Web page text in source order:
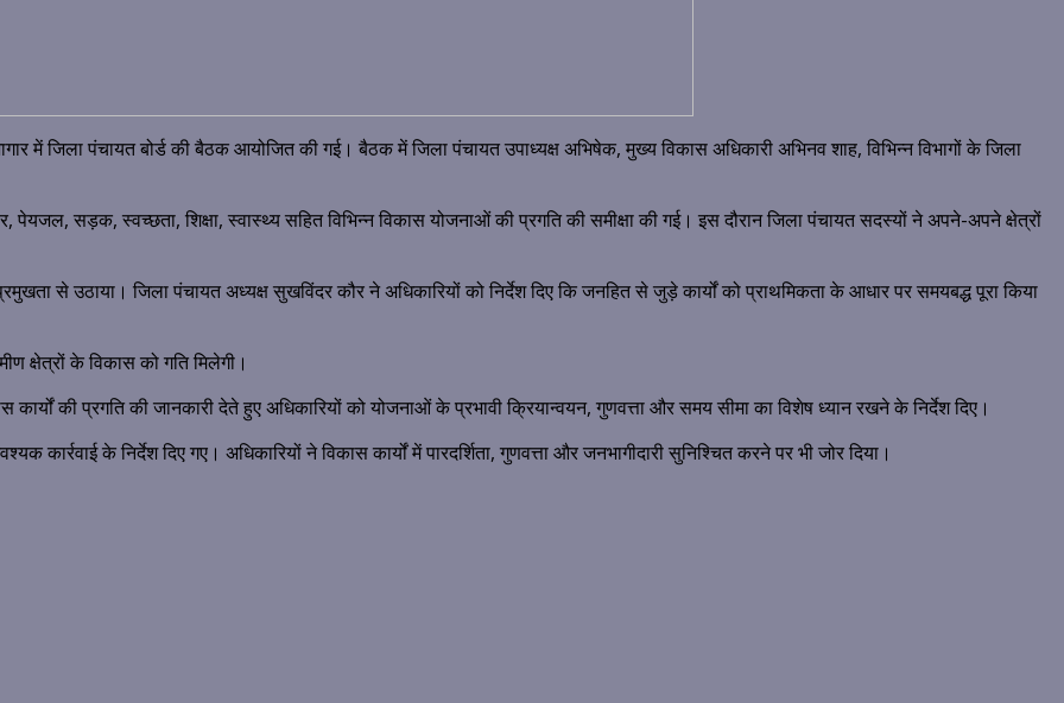
में जिला पंचायत बोर्ड की बैठक आयोजित की गई। बैठक में जिला पंचायत उपाध्यक्ष अभिषेक, मुख्य विकास अधिकारी अभिनव शाह, विभिन्न विभागों के जिला
सड़क, स्वच्छता, शिक्षा, स्वास्थ्य सहित विभिन्न विकास योजनाओं की प्रगति की समीक्षा की गई। इस दौरान जिला पंचायत सदस्यों ने अपने-अपने क्षेत्रों
से उठाया। जिला पंचायत अध्यक्ष सुखविंदर कौर ने अधिकारियों को निर्देश दिए कि जनहित से जुड़े कार्यों को प्राथमिकता के आधार पर समयबद्ध पूरा किया
क्षेत्रों के विकास को गति मिलेगी।
की प्रगति की जानकारी देते हुए अधिकारियों को योजनाओं के प्रभावी क्रियान्वयन, गुणवत्ता और समय सीमा का विशेष ध्यान रखने के निर्देश दिए।
कार्रवाई के निर्देश दिए गए। अधिकारियों ने विकास कार्यों में पारदर्शिता, गुणवत्ता और जनभागीदारी सुनिश्चित करने पर भी जोर दिया।